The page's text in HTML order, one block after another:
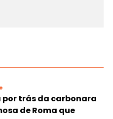
trás da carbonara
de Roma que